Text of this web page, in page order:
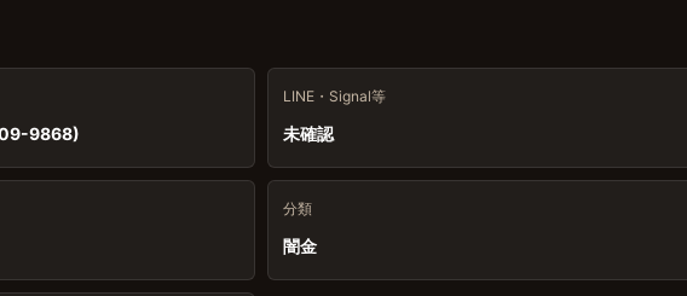
9868)
LINE・Signal等
未確認
分類
闇金